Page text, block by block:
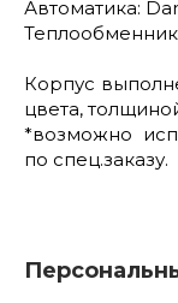
Автоматика:
Корпус
цвета,
*возможно
по спец.заказу.